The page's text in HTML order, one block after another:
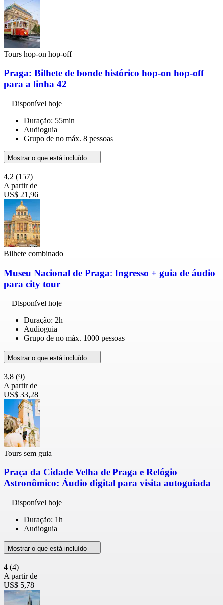
Tours hop-on hop-off
Praga: Bilhete de bonde histórico hop-on hop-off
para a linha 42
Disponível hoje
Duração: 55min
Audioguia
Grupo de no máx. 8 pessoas
Mostrar o que está incluído
4,2 (157)
A partir de
US$ 21,96
Bilhete combinado
Museu Nacional de Praga: Ingresso + guia de áudio
para city tour
Disponível hoje
Duração: 2h
Audioguia
Grupo de no máx. 1000 pessoas
Mostrar o que está incluído
3,8 (9)
A partir de
US$ 33,28
Tours sem guia
Praça da Cidade Velha de Praga e Relógio
Astronômico: Áudio digital para visita autoguiada
Disponível hoje
Duração: 1h
Audioguia
Mostrar o que está incluído
4 (4)
A partir de
US$ 5,78